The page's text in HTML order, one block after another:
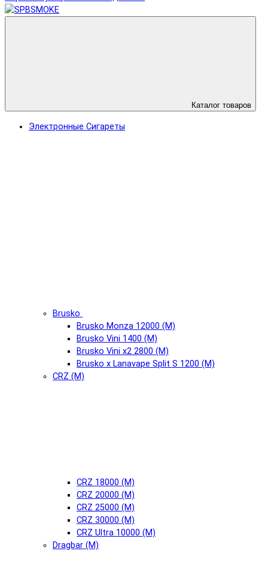
Каталог товаров
Электронные Сигареты
Brusko
Brusko Monza 12000 (М)
Brusko Vini 1400 (М)
Brusko Vini x2 2800 (М)
Brusko x Lanavape Split S 1200 (М)
CRZ (М)
CRZ 18000 (М)
CRZ 20000 (М)
CRZ 25000 (М)
CRZ 30000 (М)
CRZ Ultra 10000 (М)
Dragbar (М)